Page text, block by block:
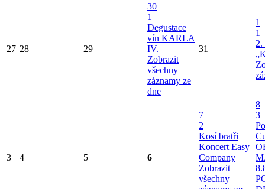
27 28 29
30
1
Degustace
vín KARLA
IV.
Zobrazit
všechny
záznamy ze
dne
31
1
1
2.
3 4 5 6
7
2
Kosí bratři
Koncert Easy
Company
Zobrazit
všechny
8
3